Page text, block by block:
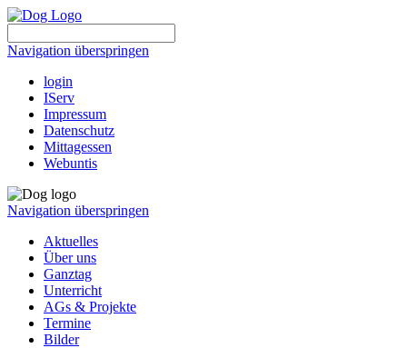
Navigation überspringen
login
IServ
Impressum
Datenschutz
Mittagessen
Webuntis
Navigation überspringen
Aktuelles
Über uns
Ganztag
Unterricht
AGs & Projekte
Termine
Bilder